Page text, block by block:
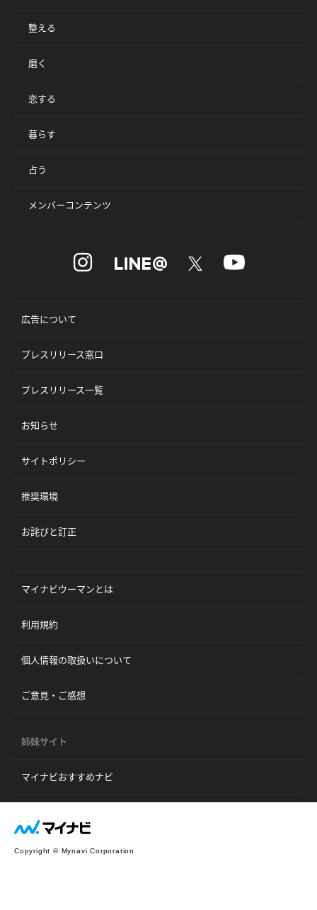
整える
磨く
恋する
暮らす
占う
メンバーコンテンツ
広告について
プレスリリース窓口
プレスリリース一覧
お知らせ
サイトポリシー
推奨環境
お詫びと訂正
マイナビウーマンとは
利用規約
個人情報の取扱いについて
ご意見・ご感想
姉妹サイト
マイナビおすすめナビ
Copyright © Mynavi Corporation